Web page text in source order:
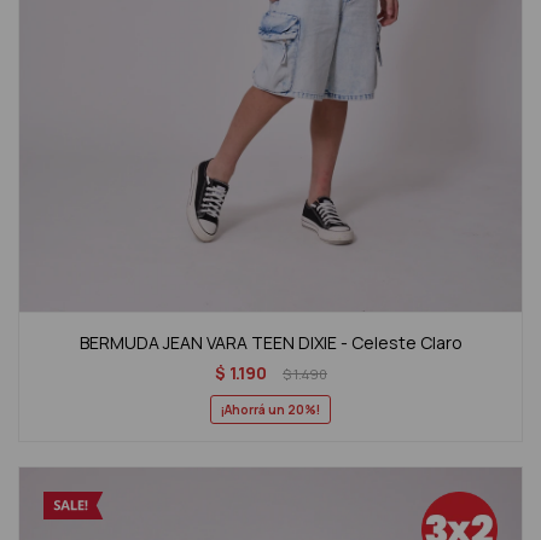
BERMUDA JEAN VARA TEEN DIXIE - Celeste Claro
$ 1.190 $1.490
20